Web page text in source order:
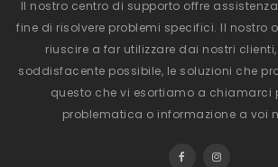
Il nostro centro di supporto offre
fine di risolvere problemi specifici. Il nostro
riuscire a far utilizzare dai nostri
soddisfacente possibile, le soluzioni che
questo che vi esortiamo a chiamarci
problematica o informazione a voi